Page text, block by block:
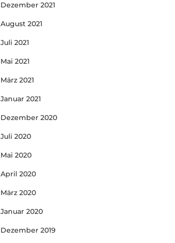
Dezember 2021
August 2021
Juli 2021
Mai 2021
März 2021
Januar 2021
Dezember 2020
Juli 2020
Mai 2020
April 2020
März 2020
Januar 2020
Dezember 2019